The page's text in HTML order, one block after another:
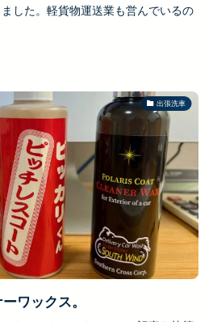
した。軽貨物運送業も営んでいるの
出張洗車
ワックス。